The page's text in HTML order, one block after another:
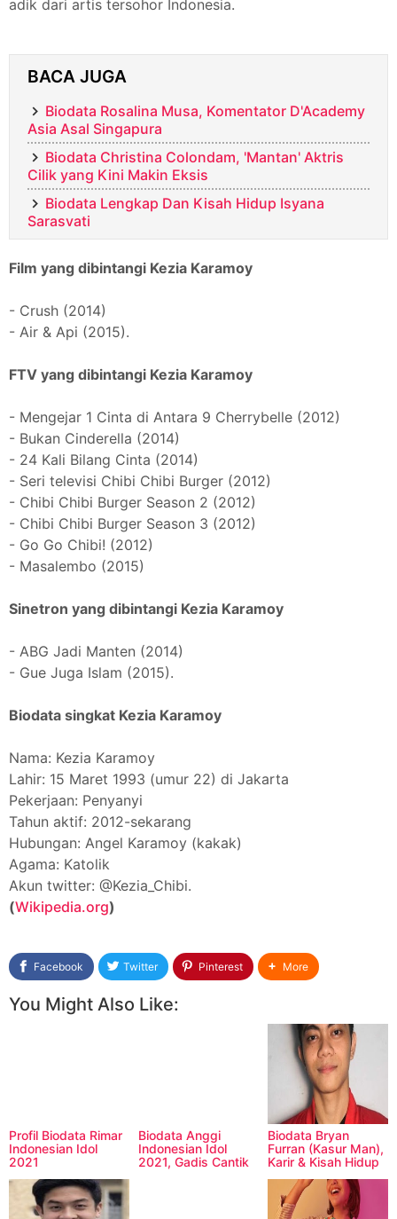
adik dari artis tersohor Indonesia.
BACA JUGA
Biodata Rosalina Musa, Komentator D'Academy
Asia Asal Singapura
Biodata Christina Colondam, 'Mantan' Aktris
Cilik yang Kini Makin Eksis
Biodata Lengkap Dan Kisah Hidup Isyana
Sarasvati
Film yang dibintangi Kezia Karamoy
- Crush (2014)
- Air & Api (2015).
FTV yang dibintangi Kezia Karamoy
- Mengejar 1 Cinta di Antara 9 Cherrybelle (2012)
- Bukan Cinderella (2014)
- 24 Kali Bilang Cinta (2014)
- Seri televisi Chibi Chibi Burger (2012)
- Chibi Chibi Burger Season 2 (2012)
- Chibi Chibi Burger Season 3 (2012)
- Go Go Chibi! (2012)
- Masalembo (2015)
Sinetron yang dibintangi Kezia Karamoy
- ABG Jadi Manten (2014)
- Gue Juga Islam (2015).
Biodata singkat Kezia Karamoy
Nama: Kezia Karamoy
Lahir: 15 Maret 1993 (umur 22) di Jakarta
Pekerjaan: Penyanyi
Tahun aktif: 2012-sekarang
Hubungan: Angel Karamoy (kakak)
Agama: Katolik
Akun twitter: @Kezia_Chibi.
(Wikipedia.org)
Facebook Twitter Pinterest More
You Might Also Like:
Profil Biodata Rimar
Indonesian Idol
2021
Biodata Anggi
Indonesian Idol
2021, Gadis Cantik
Biodata Bryan
Furran (Kasur Man),
Karir & Kisah Hidup